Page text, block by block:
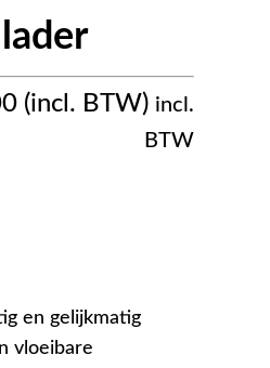
incl.
BTW
en gelijkmatig
vloeibare